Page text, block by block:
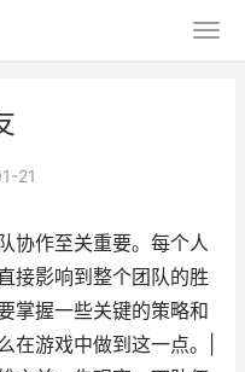
21
协作至关重要。每个人
接影响到整个团队的胜
掌握一些关键的策略和
在游戏中做到这一点。|